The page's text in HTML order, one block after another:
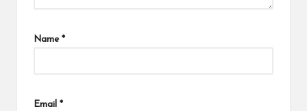
Name *
Email *